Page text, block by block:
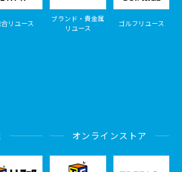
リユース
ブランド・貴金属
リユース
ゴルフリユース
オンラインストア